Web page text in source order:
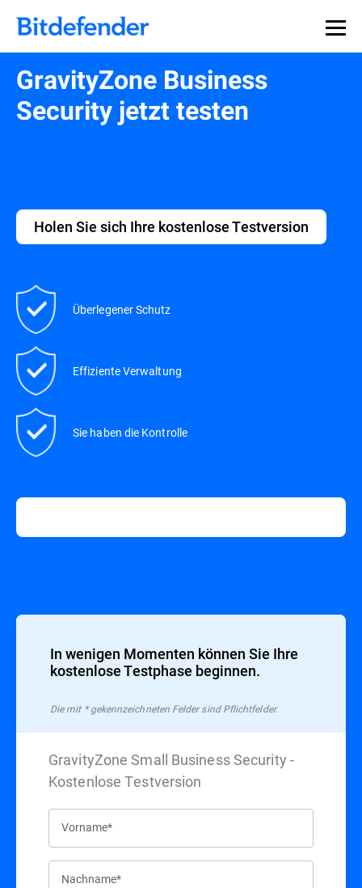
GravityZone Business
Security jetzt testen
Holen Sie sich Ihre kostenlose Testversion
Überlegener Schutz
Effiziente Verwaltung
Sie haben die Kontrolle
In wenigen Momenten können Sie Ihre
kostenlose Testphase beginnen.
Die mit * gekennzeichneten Felder sind Pflichtfelder.
GravityZone Small Business Security -
Kostenlose Testversion
Vorname*
Nachname*